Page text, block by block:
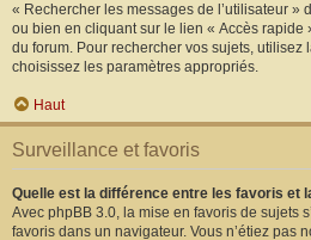
« Rechercher les messages de l’utilisateur »
ou bien en cliquant sur le lien « Accès rapide
du forum. Pour rechercher vos sujets,
choisissez les paramètres appropriés.
Haut
Surveillance et favoris
Quelle est la différence entre les favoris et
Avec phpBB 3.0, la mise en favoris de sujets
favoris dans un navigateur. Vous n’étiez pas